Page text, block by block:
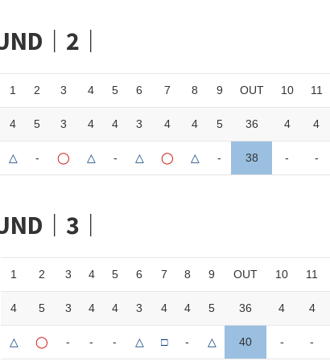
｜2｜
1 2 3 4 5 6 7 8 9 OUT 10 11
4 5 3 4 4 3 4 4 5 36 4 4
△ - ◯ △ - △ ◯ △ - 38 - -
｜3｜
1 2 3 4 5 6 7 8 9 OUT 10 11
4 5 3 4 4 3 4 4 5 36 4 4
△ ◯ - - - △ □ - △ 40 - -